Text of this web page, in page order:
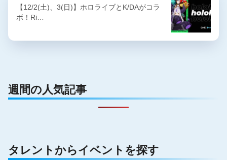
【12/2(土)、3(日)】ホロライブとK/DAがコラ
ボ！Ri…
週間の人気記事
タレントからイベントを探す